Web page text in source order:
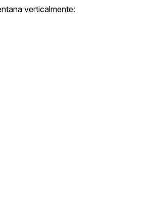
verticalmente: